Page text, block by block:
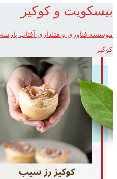
بیسکویت و کوکیز
موسسه فناوری و هتلداری آفتاب پارسه
کوکیز